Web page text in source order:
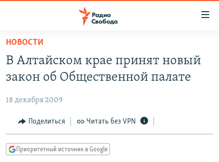
упрощенного
доступа
основному
Вернутся
главной
навигации
ЦИТАТЫ СВОБОДЫ
МНЕНИЯ
IDEL.РЕАЛИИ
НОВОСТИ
В Алтайском крае принят новый
закон об Общественной палате
18 декабря 2009
Поделиться Читать без VPN
Приоритетный источник в Google